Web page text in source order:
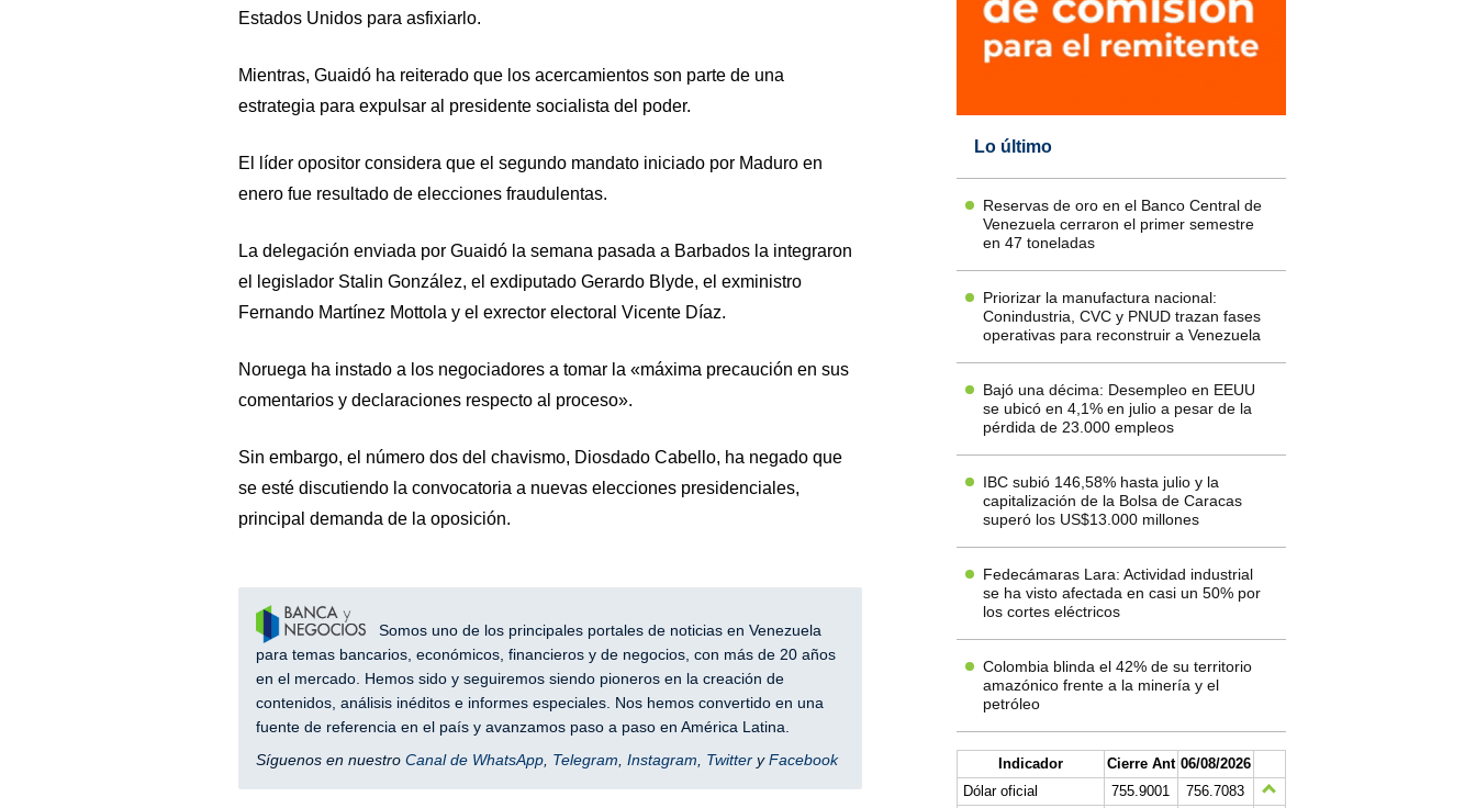
Estados Unidos para asfixiarlo.
Mientras, Guaidó ha reiterado que los acercamientos son parte de una
estrategia para expulsar al presidente socialista del poder.
El líder opositor considera que el segundo mandato iniciado por Maduro en
enero fue resultado de elecciones fraudulentas.
La delegación enviada por Guaidó la semana pasada a Barbados la integraron
el legislador Stalin González, el exdiputado Gerardo Blyde, el exministro
Fernando Martínez Mottola y el exrector electoral Vicente Díaz.
Noruega ha instado a los negociadores a tomar la «máxima precaución en sus
comentarios y declaraciones respecto al proceso».
Sin embargo, el número dos del chavismo, Diosdado Cabello, ha negado que
se esté discutiendo la convocatoria a nuevas elecciones presidenciales,
principal demanda de la oposición.
Somos uno de los principales portales de noticias en Venezuela
para temas bancarios, económicos, financieros y de negocios, con más de 20 años
en el mercado. Hemos sido y seguiremos siendo pioneros en la creación de
contenidos, análisis inéditos e informes especiales. Nos hemos convertido en una
fuente de referencia en el país y avanzamos paso a paso en América Latina.
Síguenos en nuestro Canal de WhatsApp, Telegram Instagram TwitteryFacebook
Lo último
Reservas de oro en el Banco Central de
Venezuela cerraron el primer semestre
en 47 toneladas
Priorizar la manufactura nacional:
Conindustria, CVC y PNUD trazan fases
operativas para reconstruir a Venezuela
Bajó una décima: Desempleo en EEUU
se ubicó en 4,1% en julio a pesar de la
pérdida de 23.000 empleos
IBC subió 146,58% hasta julio y la
capitalización de la Bolsa de Caracas
superó los US$13.000 millones
Fedecámaras Lara: Actividad industrial
se ha visto afectada en casi un 50% por
los cortes eléctricos
Colombia blinda el 42% de su territorio
amazónico frente a la minería y el
petróleo
Indicador Cierre Ant 06/08/2026
Dólar oficial
755.9001
756.7083